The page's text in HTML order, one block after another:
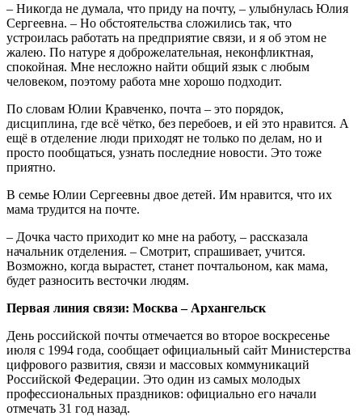
– Никогда не думала, что приду на почту, – улыбнулась Юлия
Сергеевна. – Но обстоятельства сложились так, что
устроилась работать на предприятие связи, и я об этом не
жалею. По натуре я доброжелательная, неконфликтная,
спокойная. Мне несложно найти общий язык с любым
человеком, поэтому работа мне хорошо подходит.
По словам Юлии Кравченко, почта – это порядок,
дисциплина, где всё чётко, без перебоев, и ей это нравится. А
ещё в отделение люди приходят не только по делам, но и
просто пообщаться, узнать последние новости. Это тоже
приятно.
В семье Юлии Сергеевны двое детей. Им нравится, что их
мама трудится на почте.
– Дочка часто приходит ко мне на работу, – рассказала
начальник отделения. – Смотрит, спрашивает, учится.
Возможно, когда вырастет, станет почтальоном, как мама,
будет разносить весточки людям.
Первая линия связи: Москва – Архангельск
День российской почты отмечается во второе воскресенье
июля с 1994 года, сообщает официальный сайт Министерства
цифрового развития, связи и массовых коммуникаций
Российской Федерации. Это один из самых молодых
профессиональных праздников: официально его начали
отмечать 31 год назад.